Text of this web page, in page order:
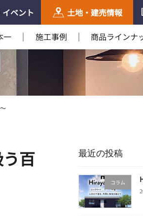
ベント 土地・建売情報
一 施工事例 商品ラインナ
百
最近の投稿
コラム